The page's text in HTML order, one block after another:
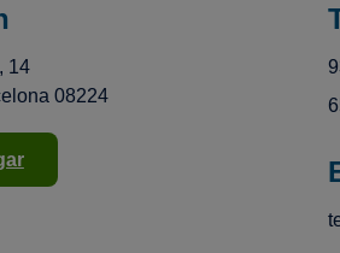
14
08224